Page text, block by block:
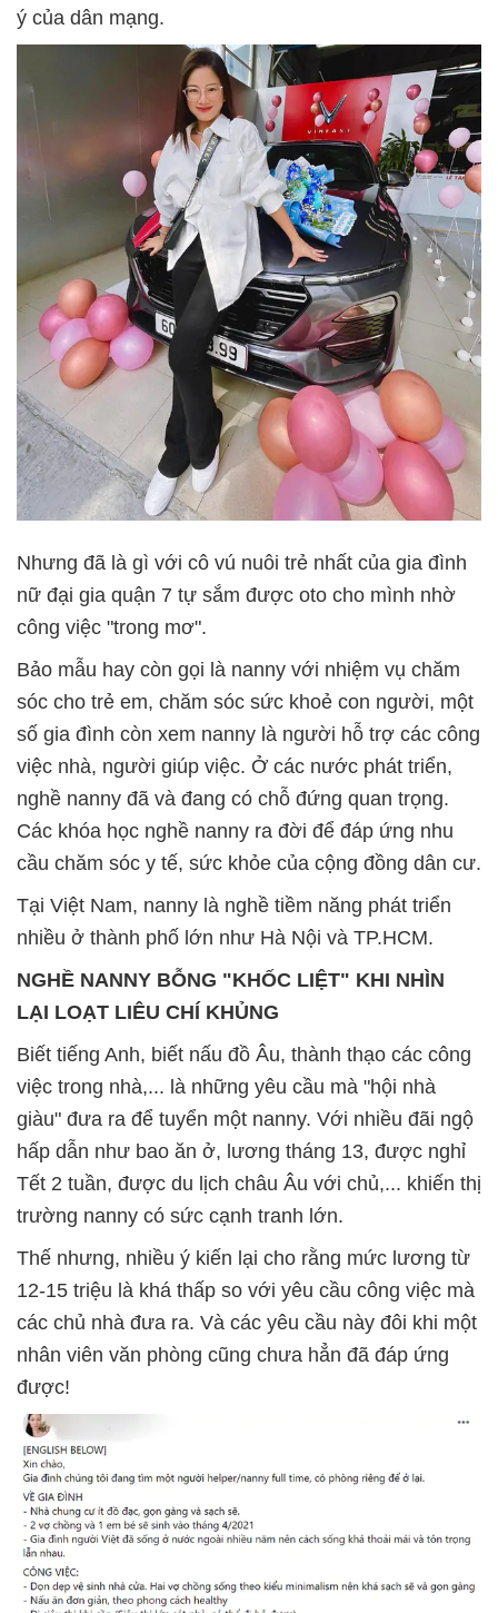
ý của dân mạng.
Nhưng đã là gì với cô vú nuôi trẻ nhất của gia đình
nữ đại gia quận 7 tự sắm được oto cho mình nhờ
công việc "trong mơ".
Bảo mẫu hay còn gọi là nanny với nhiệm vụ chăm
sóc cho trẻ em, chăm sóc sức khoẻ con người, một
số gia đình còn xem nanny là người hỗ trợ các công
việc nhà, người giúp việc. Ở các nước phát triển,
nghề nanny đã và đang có chỗ đứng quan trọng.
Các khóa học nghề nanny ra đời để đáp ứng nhu
cầu chăm sóc y tế, sức khỏe của cộng đồng dân cư.
Tại Việt Nam, nanny là nghề tiềm năng phát triển
nhiều ở thành phố lớn như Hà Nội và TP.HCM.
NGHỀ NANNY BỖNG "KHỐC LIỆT" KHI NHÌN
LẠI LOẠT LIÊU CHÍ KHỦNG
Biết tiếng Anh, biết nấu đồ Âu, thành thạo các công
việc trong nhà,... là những yêu cầu mà "hội nhà
giàu" đưa ra để tuyển một nanny. Với nhiều đãi ngộ
hấp dẫn như bao ăn ở, lương tháng 13, được nghỉ
Tết 2 tuần, được du lịch châu Âu với chủ,... khiến thị
trường nanny có sức cạnh tranh lớn.
Thế nhưng, nhiều ý kiến lại cho rằng mức lương từ
12-15 triệu là khá thấp so với yêu cầu công việc mà
các chủ nhà đưa ra. Và các yêu cầu này đôi khi một
nhân viên văn phòng cũng chưa hẳn đã đáp ứng
được!